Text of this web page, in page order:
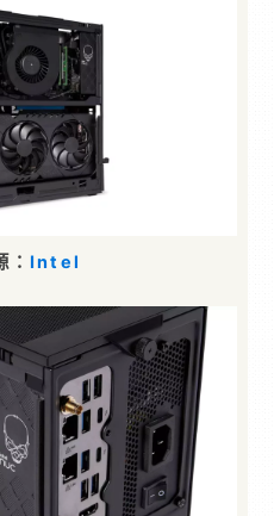
： Intel